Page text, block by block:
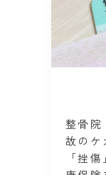
整骨院
故のケ
「挫